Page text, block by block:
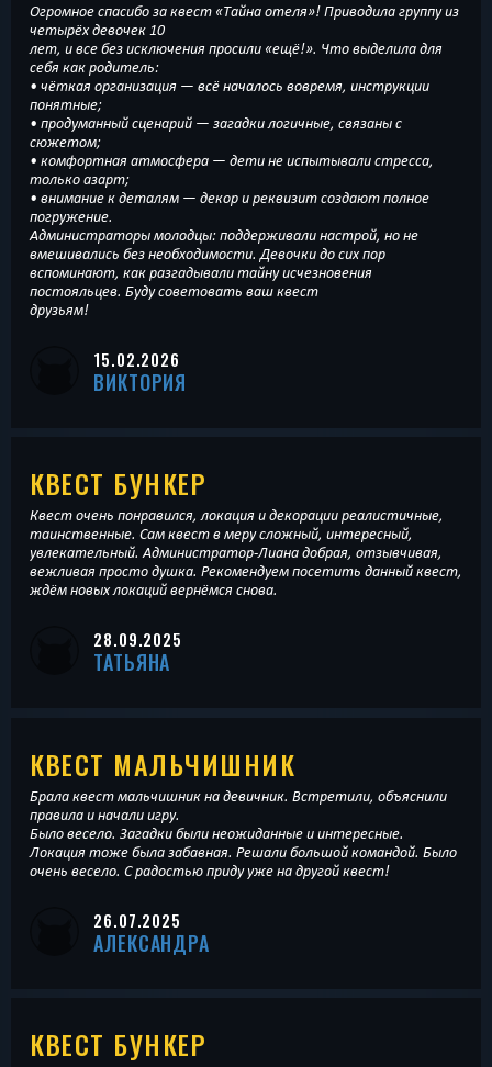
Огромное спасибо за квест «Тайна отеля»! Приводила группу из
четырёх девочек 10
лет, и все без исключения просили «ещё!». Что выделила для
себя как родитель:
• чёткая организация — всё началось вовремя, инструкции
понятные;
• продуманный сценарий — загадки логичные, связаны с
сюжетом;
• комфортная атмосфера — дети не испытывали стресса,
только азарт;
• внимание к деталям — декор и реквизит создают полное
погружение.
Администраторы молодцы: поддерживали настрой, но не
вмешивались без необходимости. Девочки до сих пор
вспоминают, как разгадывали тайну исчезновения
постояльцев. Буду советовать ваш квест
друзьям!
15.02.2026
ВИКТОРИЯ
КВЕСТ БУНКЕР
Квест очень понравился, локация и декорации реалистичные,
таинственные. Сам квест в меру сложный, интересный,
увлекательный. Администратор-Лиана добрая, отзывчивая,
вежливая просто душка. Рекомендуем посетить данный квест,
ждём новых локаций вернёмся снова.
28.09.2025
ТАТЬЯНА
КВЕСТ МАЛЬЧИШНИК
Брала квест мальчишник на девичник. Встретили, объяснили
правила и начали игру.
Было весело. Загадки были неожиданные и интересные.
Локация тоже была забавная. Решали большой командой. Было
очень весело. С радостью приду уже на другой квест!
26.07.2025
АЛЕКСАНДРА
КВЕСТ БУНКЕР